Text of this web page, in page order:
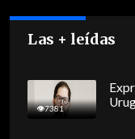
Las + leídas
7381